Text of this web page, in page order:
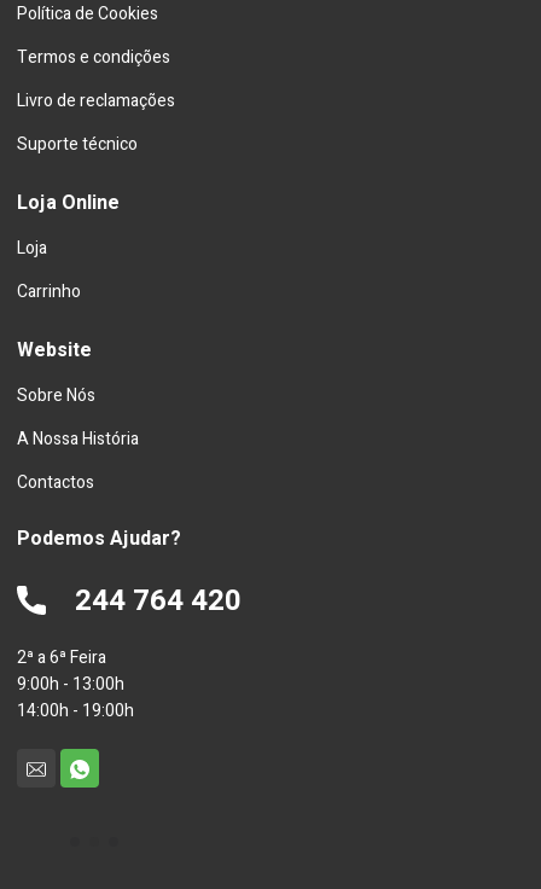
Política de Cookies
Termos e condições
Livro de reclamações
Suporte técnico
Loja Online
Loja
Carrinho
Website
Sobre Nós
A Nossa História
Contactos
Podemos Ajudar?
244 764 420
2ª a 6ª Feira
9:00h - 13:00h
14:00h - 19:00h